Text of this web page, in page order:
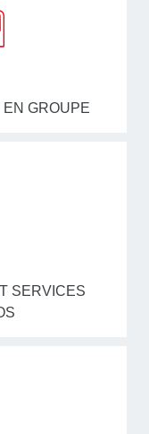
GROUPE
SERVICES